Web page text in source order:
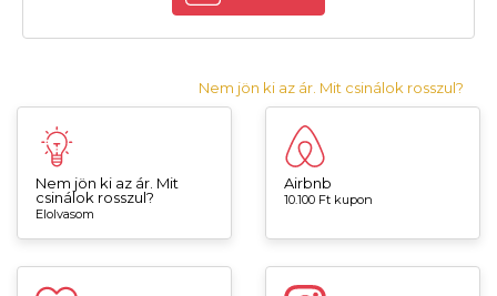
Nem jön ki az ár. Mit csinálok rosszul?
Nem jön ki az ár. Mit
csinálok rosszul?
Elolvasom
Airbnb
10.100 Ft kupon